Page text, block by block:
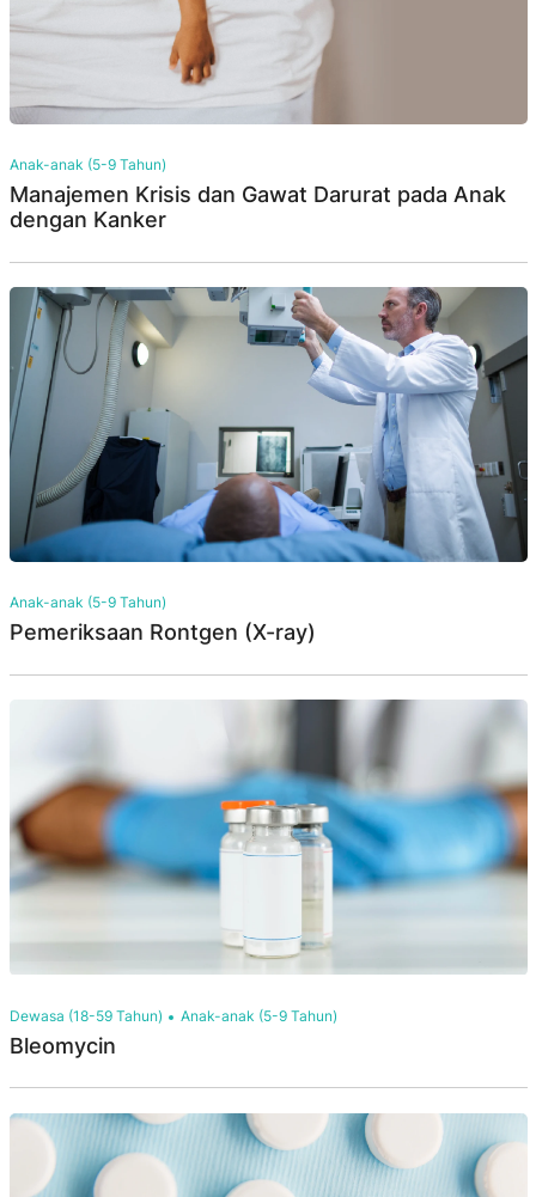
Anak-anak (5-9 Tahun)
Manajemen Krisis dan Gawat Darurat pada Anak
dengan Kanker
Anak-anak (5-9 Tahun)
Pemeriksaan Rontgen (X-ray)
Dewasa (18-59 Tahun) Anak-anak (5-9 Tahun)
Bleomycin